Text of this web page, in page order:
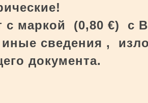
c маркой (0,80 €) с
иные сведения ,
документа.